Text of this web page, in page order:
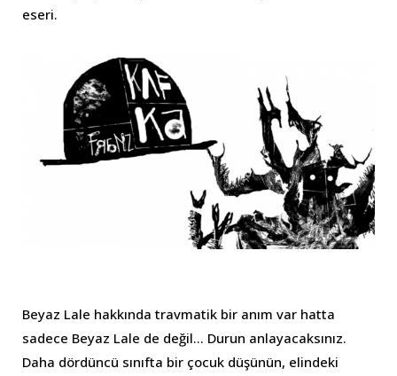
eseri.
Beyaz Lale hakkında travmatik bir anım var hatta
sadece Beyaz Lale de değil… Durun anlayacaksınız.
Daha dördüncü sınıfta bir çocuk düşünün, elindeki